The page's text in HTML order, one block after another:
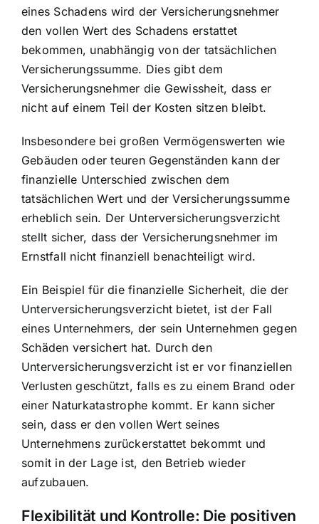
eines Schadens wird der Versicherungsnehmer
den vollen Wert des Schadens erstattet
bekommen, unabhängig von der tatsächlichen
Versicherungssumme. Dies gibt dem
Versicherungsnehmer die Gewissheit, dass er
nicht auf einem Teil der Kosten sitzen bleibt.
Insbesondere bei großen Vermögenswerten wie
Gebäuden oder teuren Gegenständen kann der
finanzielle Unterschied zwischen dem
tatsächlichen Wert und der Versicherungssumme
erheblich sein. Der Unterversicherungsverzicht
stellt sicher, dass der Versicherungsnehmer im
Ernstfall nicht finanziell benachteiligt wird.
Ein Beispiel für die finanzielle Sicherheit, die der
Unterversicherungsverzicht bietet, ist der Fall
eines Unternehmers, der sein Unternehmen gegen
Schäden versichert hat. Durch den
Unterversicherungsverzicht ist er vor finanziellen
Verlusten geschützt, falls es zu einem Brand oder
einer Naturkatastrophe kommt. Er kann sicher
sein, dass er den vollen Wert seines
Unternehmens zurückerstattet bekommt und
somit in der Lage ist, den Betrieb wieder
aufzubauen.
Flexibilität und Kontrolle: Die positiven